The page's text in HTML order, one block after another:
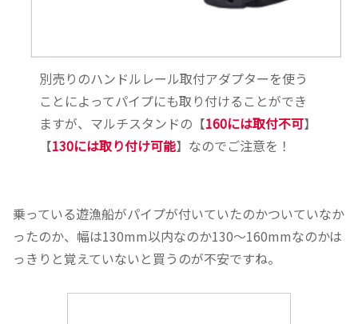
別売りのハンドルレール取付アダプターを使う
ことによってパイプにも取り付けることができ
ますが、マルチスタンドの【160には取付不可】
【130には取り付け可能】なのでご注意を！
乗っている遊漁船がパイプが付いていたのかついていなか
ったのか、幅は130mm以内なのか130～160mmなのかは
っきりと覚えていないと買うのが不安ですね。